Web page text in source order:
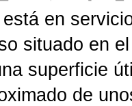
en
situado en
superficie
de